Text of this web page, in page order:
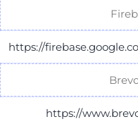
https://
https://